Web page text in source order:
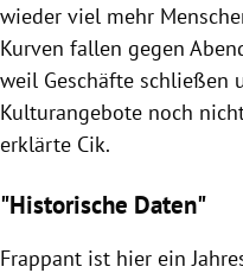
wieder viel mehr
Kurven fallen gegen
weil Geschäfte schließen
Kulturangebote noch
erklärte Cik.
"Historische Daten"
Frappant ist hier ein